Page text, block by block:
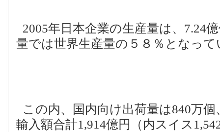
2005年日本企業の生産量は、 7.24
量では世界生産量の５８％となって
この内、国内向け出荷量は840万個
輸入額合計1,914億円（内スイス